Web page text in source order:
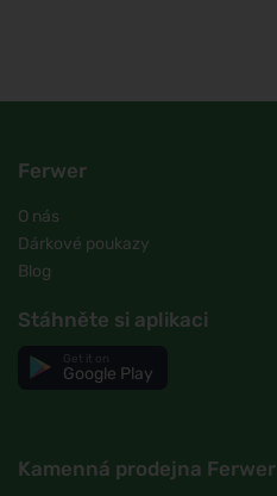
Ferwer
O nás
Dárkové poukazy
Blog
Stáhněte si aplikaci
Google Play
Kamenná prodejna Ferwer